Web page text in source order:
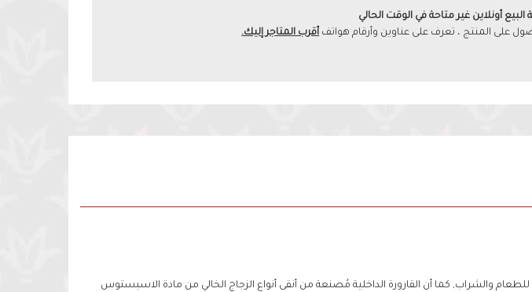
البيع أونلاين غير متاحة في الوقت الحالي
على المنتج ، تعرف على عناوين وأرقام هواتفأقرب المتاجر إليك.
والشراب, كما أن القارورة الداخلية مُصنعة من أنقى أنواع الزجاج الخالي من مادة الاسبستوس